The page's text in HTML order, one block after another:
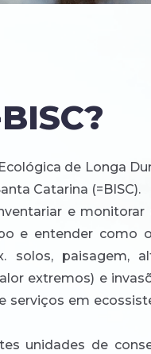
de Longa
Catarina (=BISC).
e
e entender como
solos, paisagem,
extremos) e
serviços em
unidades de